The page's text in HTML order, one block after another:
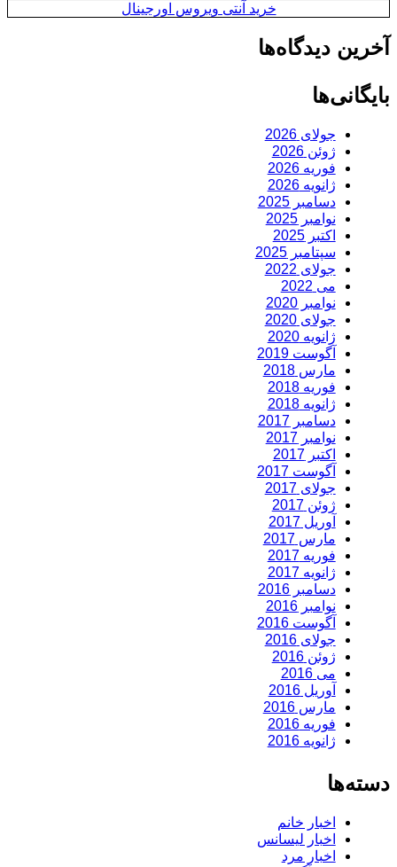
خرید آنتی ویروس اورجینال
آخرین دیدگاه‌ها
بایگانی‌ها
جولای 2026
ژوئن 2026
فوریه 2026
ژانویه 2026
دسامبر 2025
نوامبر 2025
اکتبر 2025
سپتامبر 2025
جولای 2022
می 2022
نوامبر 2020
جولای 2020
ژانویه 2020
آگوست 2019
مارس 2018
فوریه 2018
ژانویه 2018
دسامبر 2017
نوامبر 2017
اکتبر 2017
آگوست 2017
جولای 2017
ژوئن 2017
آوریل 2017
مارس 2017
فوریه 2017
ژانویه 2017
دسامبر 2016
نوامبر 2016
آگوست 2016
جولای 2016
ژوئن 2016
می 2016
آوریل 2016
مارس 2016
فوریه 2016
ژانویه 2016
دسته‌ها
اخبار خانم
اخبار لیسانس
اخبار مرد